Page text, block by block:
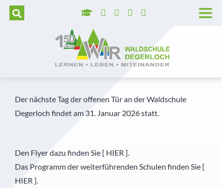
Der nächste Tag der offenen Tür an der Waldschule
Degerloch findet am 31. Januar 2026 statt.
Den Flyer dazu finden Sie [ HIER ].
Das Programm der weiterführenden Schulen finden Sie [
HIER ].
Montessori
Diabetes Typ 1
Gymnasium
Hortbetreuung
Betreute selbstständige Lernzeit
Pädagogisch-didaktische Besonderheiten
Veranstaltungshighlights
Lage und Anfahrt
Barrierefreie Waldschule
Presse
Pädagogische Unterstützung
Schulkrankenschwestern
Tag der offenen Tür
Aufnahmeverfahren
Vormerkung